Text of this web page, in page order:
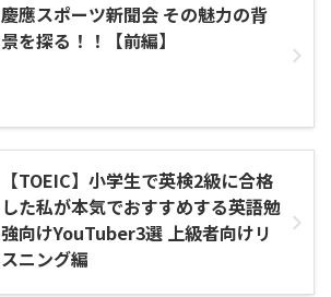
慶應スポーツ新聞会 その魅力の背
景を探る！！【前編】
【TOEIC】小学生で英検2級に合格
した私が本気でおすすめする英語勉
強向けYouTuber3選 上級者向けリ
スニング編